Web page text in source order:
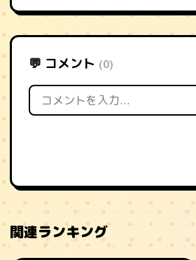
💬 コメント (0)
関連ランキング